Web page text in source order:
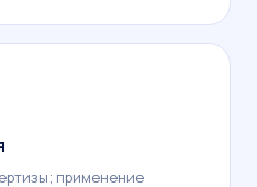
применение